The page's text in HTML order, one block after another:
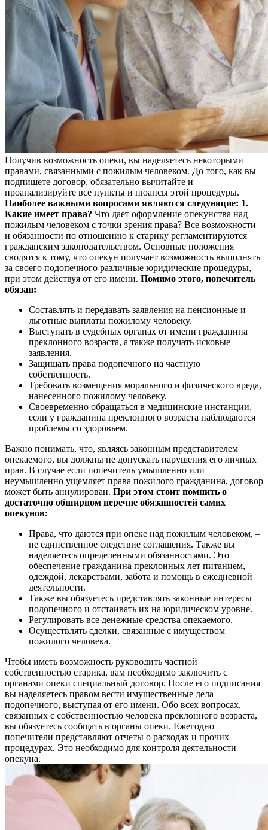
Получив возможность опеки, вы наделяетесь некоторыми
правами, связанными с пожилым человеком. До того, как вы
подпишете договор, обязательно вычитайте и
проанализируйте все пункты и нюансы этой процедуры.
Наиболее важными вопросами являются следующие: 1.
Какие имеет права? Что дает оформление опекунства над
пожилым человеком с точки зрения права? Все возможности
и обязанности по отношению к старику регламентируются
гражданским законодательством. Основные положения
сводятся к тому, что опекун получает возможность выполнять
за своего подопечного различные юридические процедуры,
при этом действуя от его имени. Помимо этого, попечитель
обязан:
Составлять и передавать заявления на пенсионные и
льготные выплаты пожилому человеку.
Выступать в судебных органах от имени гражданина
преклонного возраста, а также получать исковые
заявления.
Защищать права подопечного на частную
собственность.
Требовать возмещения морального и физического вреда,
нанесенного пожилому человеку.
Своевременно обращаться в медицинские инстанции,
если у гражданина преклонного возраста наблюдаются
проблемы со здоровьем.
Важно понимать, что, являясь законным представителем
опекаемого, вы должны не допускать нарушения его личных
прав. В случае если попечитель умышленно или
неумышленно ущемляет права пожилого гражданина, договор
может быть аннулирован. При этом стоит помнить о
достаточно обширном перечне обязанностей самих
опекунов:
Права, что даются при опеке над пожилым человеком, –
не единственное следствие соглашения. Также вы
наделяетесь определенными обязанностями. Это
обеспечение гражданина преклонных лет питанием,
одеждой, лекарствами, забота и помощь в ежедневной
деятельности.
Также вы обязуетесь представлять законные интересы
подопечного и отстаивать их на юридическом уровне.
Регулировать все денежные средства опекаемого.
Осуществлять сделки, связанные с имуществом
пожилого человека.
Чтобы иметь возможность руководить частной
собственностью старика, вам необходимо заключить с
органами опеки специальный договор. После его подписания
вы наделяетесь правом вести имущественные дела
подопечного, выступая от его имени. Обо всех вопросах,
связанных с собственностью человека преклонного возраста,
вы обязуетесь сообщать в органы опеки. Ежегодно
попечители представляют отчеты о расходах и прочих
процедурах. Это необходимо для контроля деятельности
опекуна.